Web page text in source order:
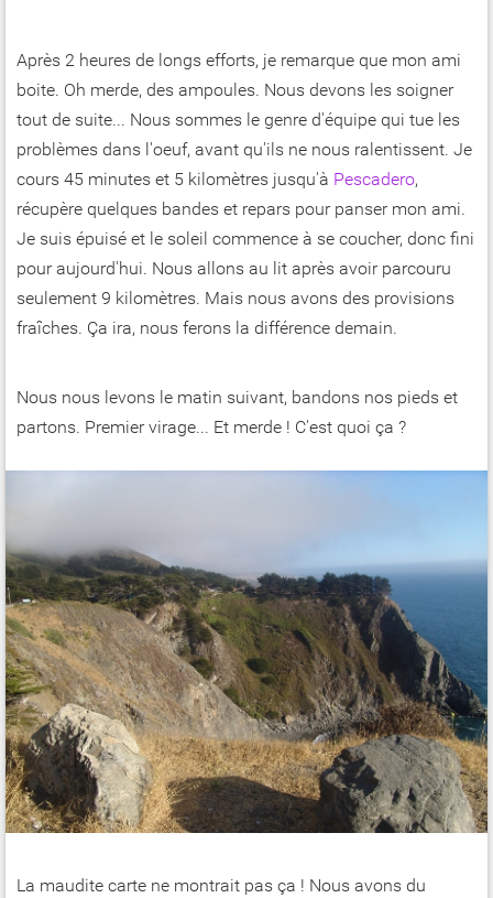
Après 2 heures de longs efforts, je remarque que mon ami
boite. Oh merde, des ampoules. Nous devons les soigner
tout de suite... Nous sommes le genre d'équipe qui tue les
problèmes dans l'oeuf, avant qu'ils ne nous ralentissent. Je
cours 45 minutes et 5 kilomètres jusqu'à Pescadero,
récupère quelques bandes et repars pour panser mon ami.
Je suis épuisé et le soleil commence à se coucher, donc fini
pour aujourd'hui. Nous allons au lit après avoir parcouru
seulement 9 kilomètres. Mais nous avons des provisions
fraîches. Ça ira, nous ferons la différence demain.
Nous nous levons le matin suivant, bandons nos pieds et
partons. Premier virage... Et merde ! C'est quoi ça ?
La maudite carte ne montrait pas ça ! Nous avons du